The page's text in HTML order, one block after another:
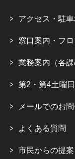
アクセス・駐
窓口案内・フ
業務案内（各課
第2・第4土曜
メールでのお
よくある質問
市民からの提案